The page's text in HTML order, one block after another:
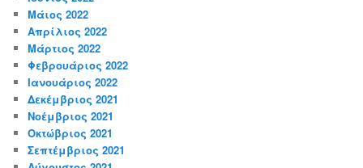
Μάιος 2022
Απρίλιος 2022
Μάρτιος 2022
Φεβρουάριος 2022
Ιανουάριος 2022
Δεκέμβριος 2021
Νοέμβριος 2021
Οκτώβριος 2021
Σεπτέμβριος 2021